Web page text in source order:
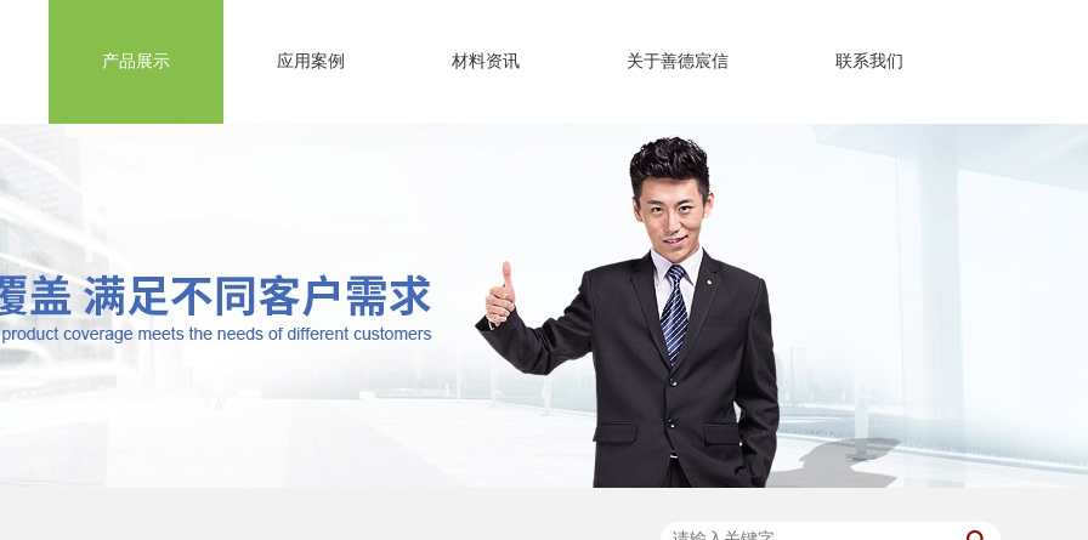
产品展示 应用案例 材料资讯 关于善德宸信 联系我们